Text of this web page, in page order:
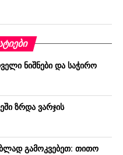
ნიშნები და საჭირო
ზრდა ვარჯის
გამოკვებეთ: თითო